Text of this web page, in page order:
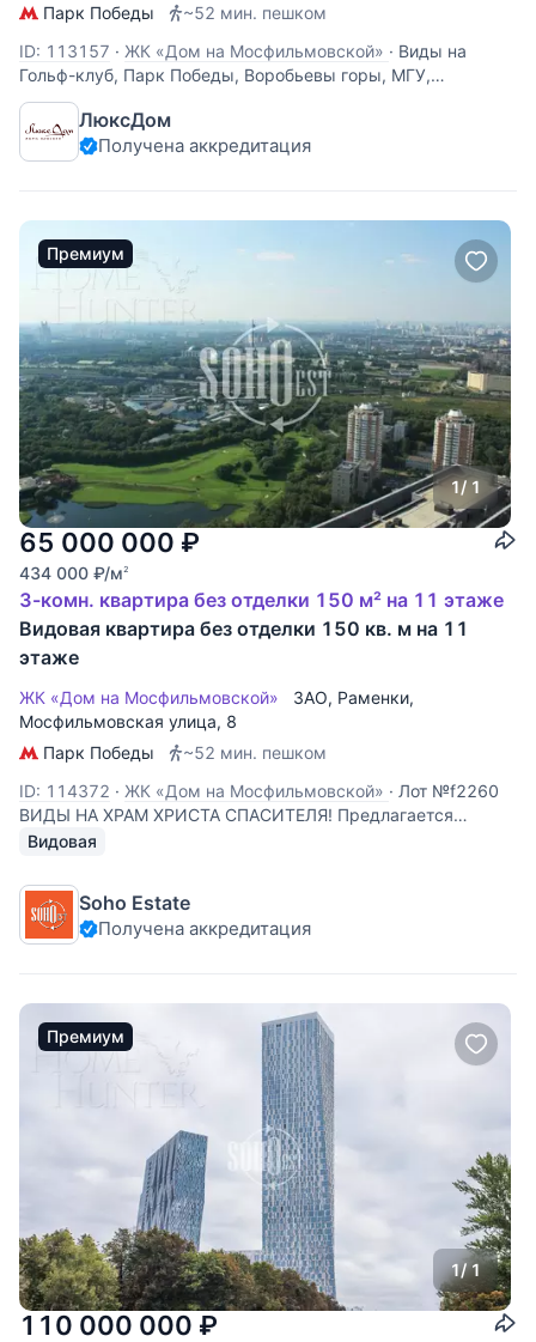
Парк Победы
~52 мин. пешком
ID: 113157 · ЖК «Дом на Мосфильмовской» · Виды на
Гольф-клуб, Парк Победы, Воробьевы горы, МГУ,
Троицкую церковь. Блок из двух смежных квартир.
Секция В. Без отделки. Возможно спланировать до 5
спален. "Дом на Мосфильмовской" - самый эффектный и
ЛюксДом
Получена аккредитация
Премиум
1/ 1
65 000 000 ₽
434 000 ₽/м2
3-комн. квартира без отделки 150 м² на 11 этаже
Видовая квартира без отделки 150 кв. м на 11
этаже
ЖК «Дом на Мосфильмовской» ЗАО, Раменки,
Мосфильмовская улица, 8
Парк Победы
~52 мин. пешком
ID: 114372 · ЖК «Дом на Мосфильмовской» · Лот №f2260
ВИДЫ НА ХРАМ ХРИСТА СПАСИТЕЛЯ! Предлагается
квартира площадью 150 кв.м. без отделки. Планировка:
постирочная. В квартире 4 окна. Виды на Храм Христа
Спасителя, Новодевичий монастырь. ЖК «Дом на
Видовая
Soho Estate
Получена аккредитация
Премиум
1/ 1
110 000 000 ₽